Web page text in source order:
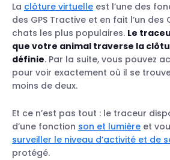
La clôture virtuelle est l’une des
des GPS Tractive et en fait l’un des
chats les plus populaires. Le
que votre animal traverse la
définie. Par la suite, vous pouvez
pour voir exactement où il se
moins de deux.
Et ce n’est pas tout : le traceur
d’une fonction son et lumière et
surveiller le niveau d’activité et de
protégé.